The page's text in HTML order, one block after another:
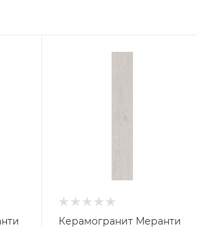
Керамогранит Меранти